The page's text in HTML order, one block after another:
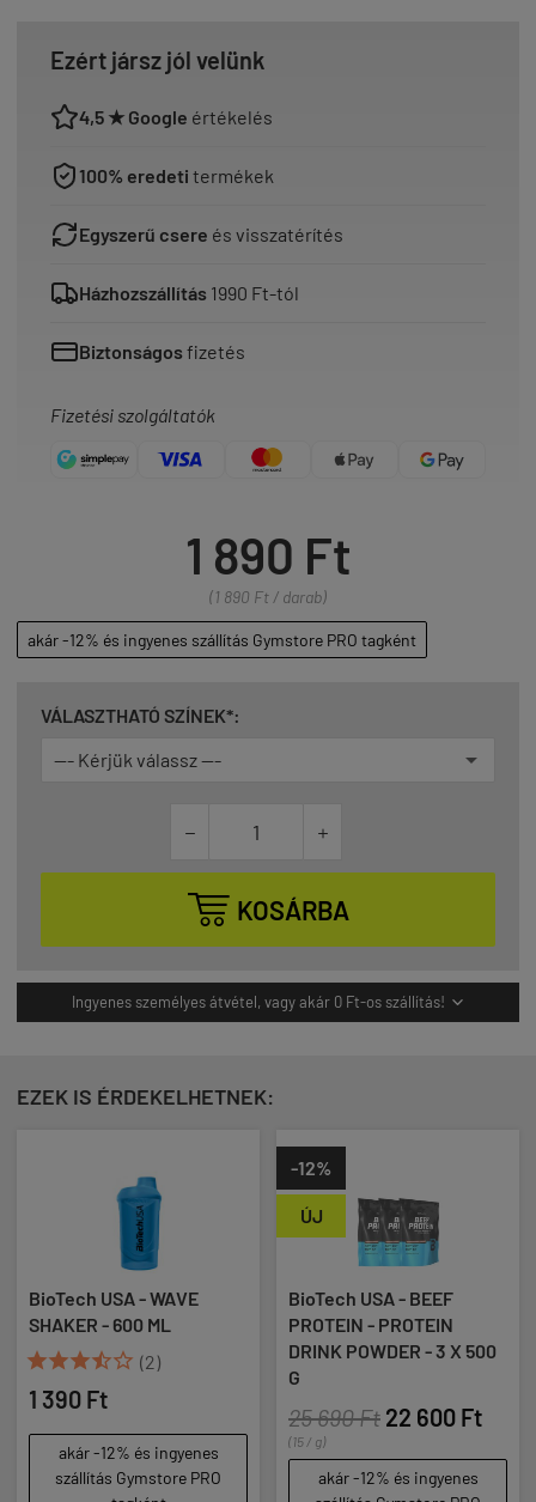
Ezért jársz jól velünk
4,5 ★ Google értékelés
100% eredeti termékek
Egyszerű csere és visszatérítés
Házhozszállítás 1990 Ft-tól
Biztonságosfizetés
Fizetési szolgáltatók
1 890 Ft
(1 890 Ft / darab)
akár -12% és ingyenes szállítás Gymstore PRO tagként
VÁLASZTHATÓ SZÍNEK*:
 
 KOSÁRBA
Ingyenes személyes átvétel, vagy akár 0 Ft-os szállítás! 
EZEK IS ÉRDEKELHETNEK:
BioTech USA - WAVE
SHAKER - 600 ML
 (2)
1 390 Ft
akár -12% és ingyenes
szállítás Gymstore PRO
ÚJ
-12%
BioTech USA - BEEF
PROTEIN - PROTEIN
DRINK POWDER - 3 X 500
G
25 690 Ft 22 600 Ft
(15 / g)
akár -12% és ingyenes